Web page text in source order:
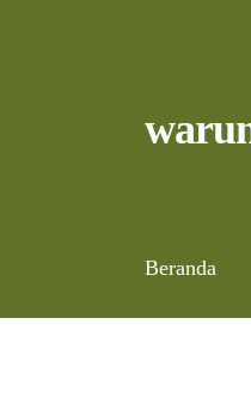
to
to
Beranda